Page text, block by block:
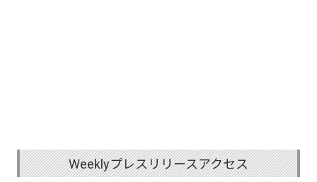
Weeklyプレスリリースアクセス